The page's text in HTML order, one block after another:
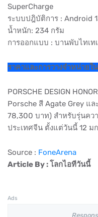
SuperCharge
ระบบปฎิบัติการ : Android
น้ำหนัก: 234 กรัม
การออกแบบ : บานพับไทเท
ราคาและการวางจำหน่ายใ
PORSCHE DESIGN
Porsche สี Agate Grey แ
78,300 บาท) สำหรับรุ่นควา
ประเทศจีน ตั้งแต่วันนี้ 12 ม
Source : FoneArena
Article By : โลกไอทีวันนี้
Ads